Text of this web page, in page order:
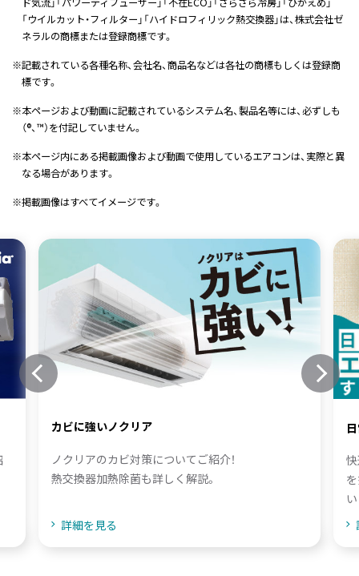
「ウイルカット・フィルター」「ハイドロフィリック熱交換器」は、株式会社ゼ
ネラルの商標または登録商標です。
※記載されている各種名称、会社名、商品名などは各社の商標もしくは登録商
標です。
※本ページおよび動画に記載されているシステム名、製品名等には、必ずしも
（®、™）を付記していません。
※本ページ内にある掲載画像および動画で使用しているエアコンは、実際と異
なる場合があります。
※掲載画像はすべてイメージです。
カビに強いノクリア
ノクリアのカビ対策についてご紹介！
熱交換器加熱除菌も詳しく解説。
詳細を見る